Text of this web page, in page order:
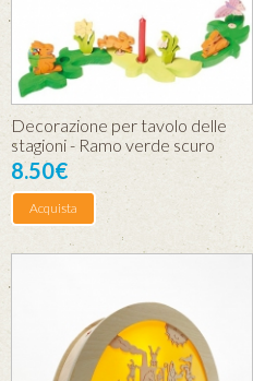
Decorazione per tavolo delle
stagioni - Ramo verde scuro
8.50€
Acquista